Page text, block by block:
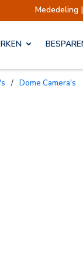
Mededeling |
/ Dome Camera's